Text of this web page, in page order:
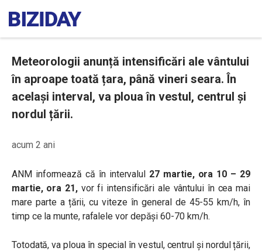
Meteorologii anunță intensificări ale vântului
în aproape toată țara, până vineri seara. În
același interval, va ploua în vestul, centrul și
nordul țării.
acum 2 ani
ANM informează că în intervalul 27 martie, ora 10 – 29
martie, ora 21, vor fi intensificări ale vântului în cea mai
mare parte a țării, cu viteze în general de 45-55 km/h, în
timp ce la munte, rafalele vor depăși 60-70 km/h.
Totodată, va ploua în special în vestul, centrul și nordul țării,